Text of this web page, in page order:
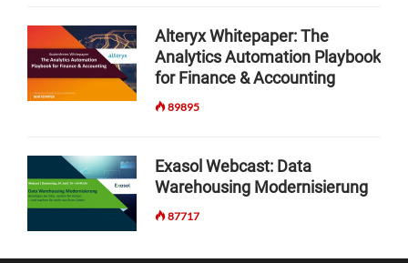
Alteryx Whitepaper: The
Analytics Automation Playbook
for Finance & Accounting
89895
Exasol Webcast: Data
Warehousing Modernisierung
87717